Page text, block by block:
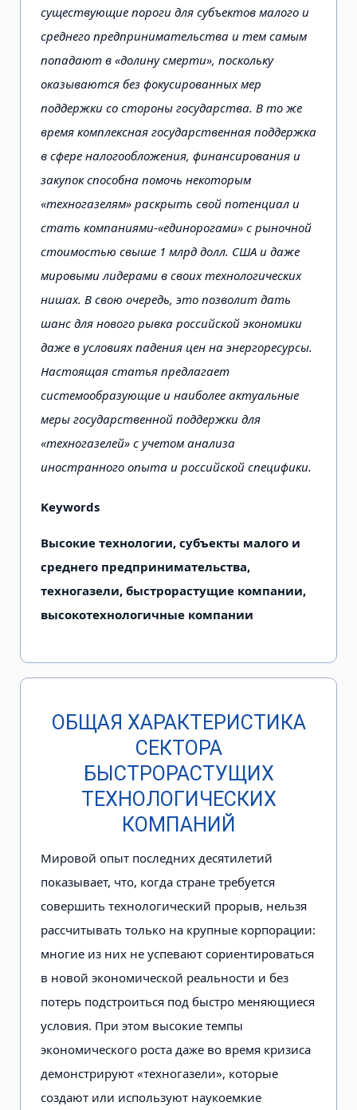
существующие пороги для субъектов малого и
среднего предпринимательства и тем самым
попадают в «долину смерти», поскольку
оказываются без фокусированных мер
поддержки со стороны государства. В то же
время комплексная государственная поддержка
в сфере налогообложения, финансирования и
закупок способна помочь некоторым
«техногазелям» раскрыть свой потенциал и
стать компаниями-«единорогами» c рыночной
стоимостью свыше 1 млрд долл. США и даже
мировыми лидерами в своих технологических
нишах. В свою очередь, это позволит дать
шанс для нового рывка российской экономики
даже в условиях падения цен на энергоресурсы.
Настоящая статья предлагает
системообразующие и наиболее актуальные
меры государственной поддержки для
«техногазелей» с учетом анализа
иностранного опыта и российской специфики.
Keywords
Высокие технологии, субъекты малого и
среднего предпринимательства,
техногазели, быстрорастущие компании,
высокотехнологичные компании
ОБЩАЯ ХАРАКТЕРИСТИКА
СЕКТОРА
БЫСТРОРАСТУЩИХ
ТЕХНОЛОГИЧЕСКИХ
КОМПАНИЙ
Мировой опыт последних десятилетий
показывает, что, когда стране требуется
совершить технологический прорыв, нельзя
рассчитывать только на крупные корпорации:
многие из них не успевают сориентироваться
в новой экономической реальности и без
потерь подстроиться под быстро меняющиеся
условия. При этом высокие темпы
экономического роста даже во время кризиса
демонстрируют «техногазели», которые
создают или используют наукоемкие